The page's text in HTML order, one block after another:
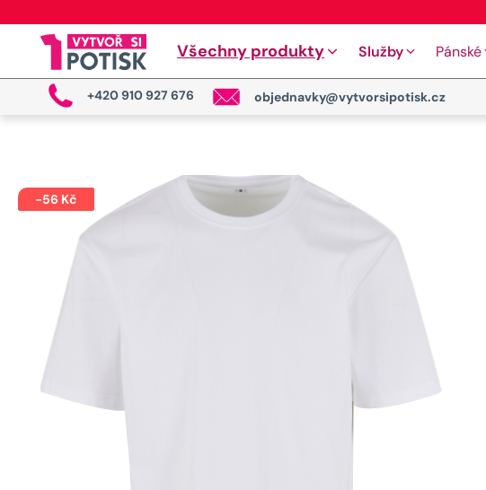
Všechny produkty Služby Pánské
+420 910 927 676 objednavky@vytvorsipotisk.cz
-56 Kč